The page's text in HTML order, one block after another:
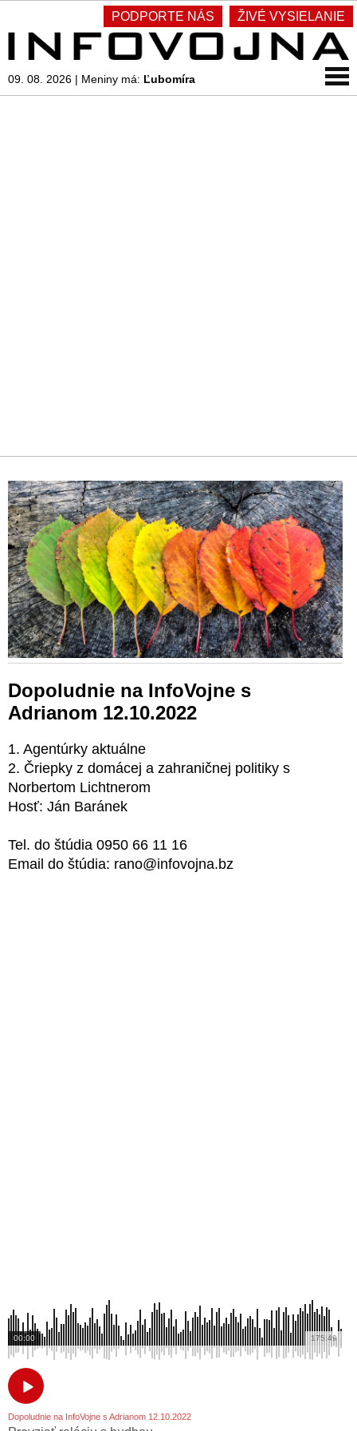
PODPORTE NÁS ŽIVÉ VYSIELANIE
09. 08. 2026 | Meniny má: Ľubomíra
Dopoludnie na InfoVojne s
Adrianom 12.10.2022
1. Agentúrky aktuálne
2. Čriepky z domácej a zahraničnej politiky s
Norbertom Lichtnerom
Hosť: Ján Baránek
Tel. do štúdia 0950 66 11 16
Email do štúdia: rano@infovojna.bz
175:49
00:00
Dopoludnie na InfoVojne s Adrianom 12.10.2022